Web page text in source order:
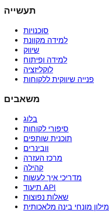
תעשייה
סוכנויות
למידה מקוונת
שיווק
למידה ופיתוח
לוקליזציה
פנייה שיווקית ללקוחות
משאבים
בלוג
סיפורי לקוחות
תוכנית שותפים
וובינרים
מרכז העזרה
קהילה
מדריכי איך לעשות
תיעוד API
שאלות נפוצות
מילון מונחי בינה מלאכותית